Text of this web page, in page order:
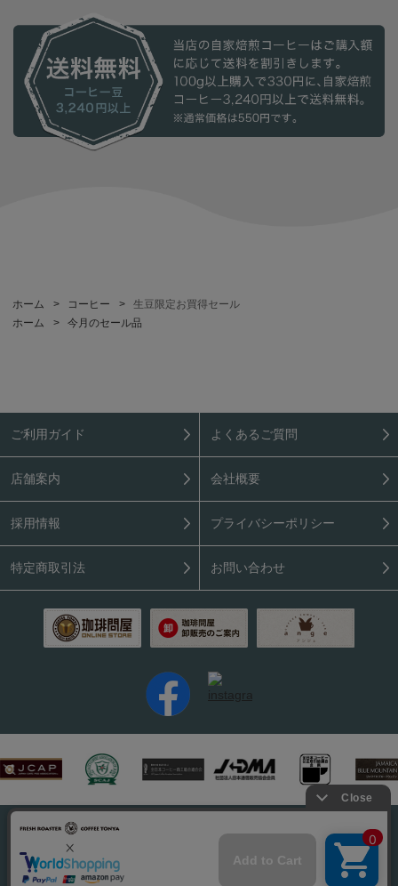
ホーム > コーヒー >
生豆限定お買得セール
ホーム
> 今月のセール品
ご利用ガイド よくあるご質問
店舗案内 会社概要
採用情報 プライバシーポリシー
特定商取引法 お問い合わせ
PC表示はこちら
Copyright (C) 2026 Coffee Tonya. All rights reserved.